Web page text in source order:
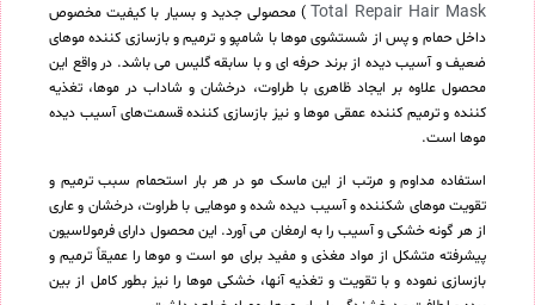
Total Repair Hair Mask ) محصولی جدید و بسیار با کیفیت مخصوص
داخل حمام و پس از شستشوی موها با شامپو و ترمیم و بازسازی کننده موهای
ضعیف و آسیب دیده از برند حرفه ای و با سابقه گلیس می باشد. در واقع این
محصول علاوه بر ایجاد ظاهری با طراوت، درخشان و شاداب در موها، تغذیه
کننده و ترمیم کننده عمقی موها و نیز بازسازی کننده قسمت‌های آسیب دیده
موها است.
استفاده مداوم و مرتب از این ماسک مو در هر بار استحمام سبب ترمیم و
تقویت موهای شکننده و آسیب دیده شده و موهایی با طراوت، درخشان و عاری
از هر گونه خشکی و آسیب را به ارمغان می آورد. این محصول دارای فرمولاسیون
پیشرفته متشکل از مواد مغذی و مفید برای مو است و موها را عمیقاً ترمیم و
بازسازی نموده و با تقویت و تغذیه آنها، خشکی موها را نیز بطور کامل از بین